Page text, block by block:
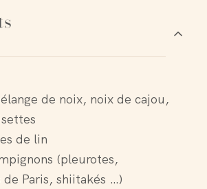
de noix, noix de cajou,
de lin
(pleurotes,
de Paris, shiitakés …)